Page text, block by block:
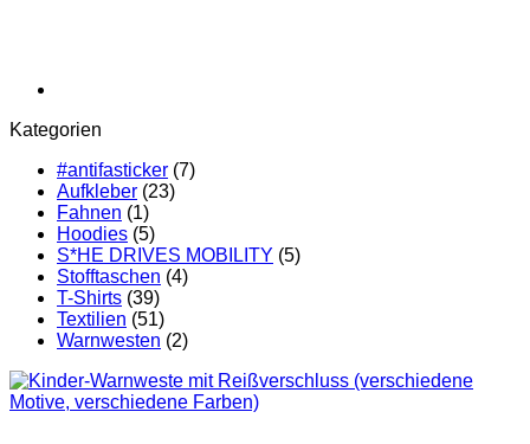
Kategorien
#antifasticker (7)
Aufkleber (23)
Fahnen (1)
Hoodies (5)
S*HE DRIVES MOBILITY (5)
Stofftaschen (4)
T-Shirts (39)
Textilien (51)
Warnwesten (2)